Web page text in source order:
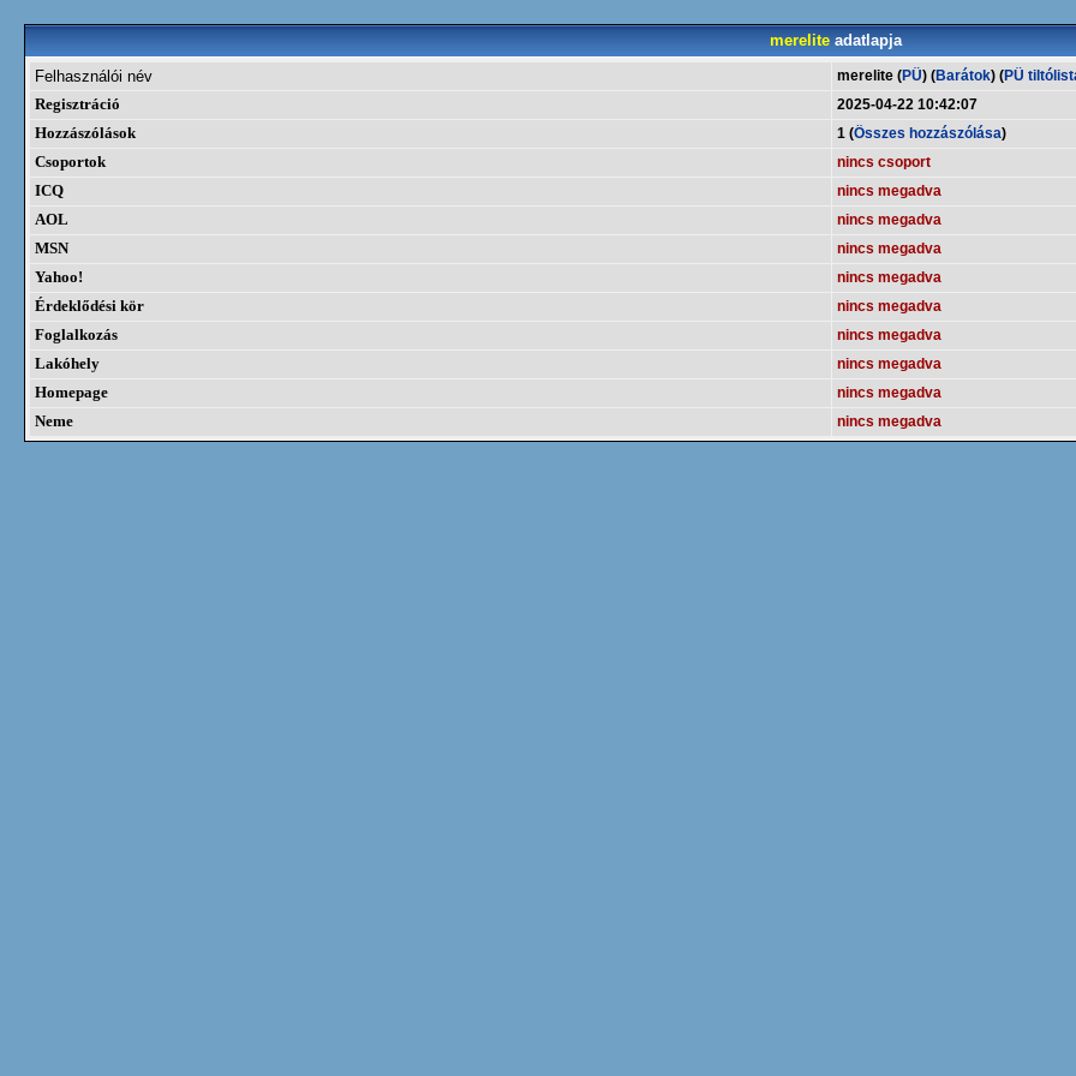
merelite adatlapja
Felhasználói név
merelite (PÜ) (Barátok) (PÜ
Regisztráció
2025-04-22 10:42:07
Hozzászólások
1 (Összes hozzászólása)
Csoportok
nincs csoport
ICQ
nincs megadva
AOL
nincs megadva
MSN
nincs megadva
Yahoo!
nincs megadva
Érdeklődési kör
nincs megadva
Foglalkozás
nincs megadva
Lakóhely
nincs megadva
Homepage
nincs megadva
Neme
nincs megadva